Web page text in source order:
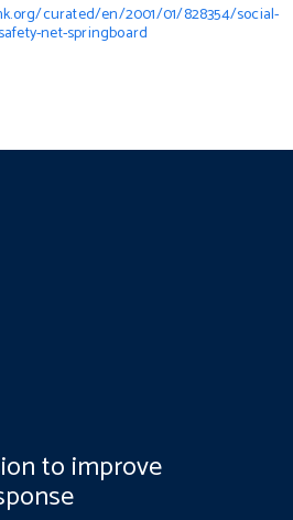
curated/en/2001/01/828354/social-
net-springboard
to improve